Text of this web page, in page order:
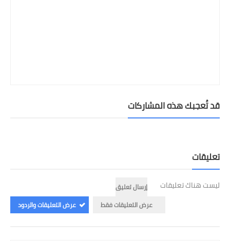
قد تُعجبك هذه المشاركات
تعليقات
ليست هناك تعليقات
إرسال تعليق
عرض التعليقات فقط
عرض التعليقات والردود